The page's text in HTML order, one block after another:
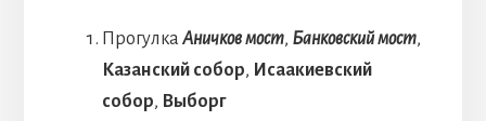
ПрогулкаАничков мост, Банковский мост,
Казанский собор, Исаакиевский
собор, Выборг